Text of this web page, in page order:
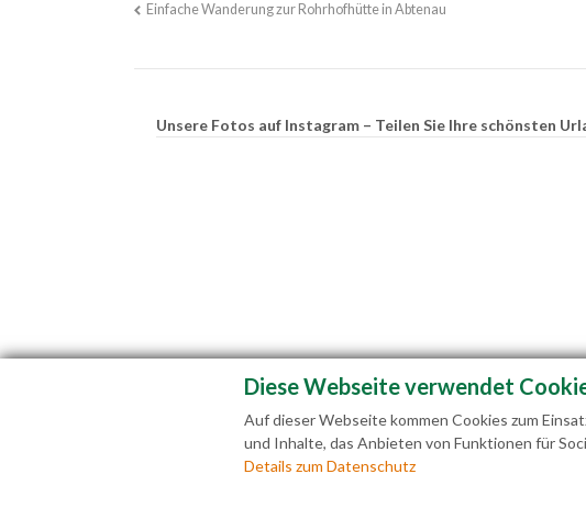
Einfache Wanderung zur Rohrhofhütte in Abtenau
Unsere Fotos auf Instagram – Teilen Sie Ihre schönsten
Familie
Diese Webseite verwendet
Auf dieser Webseite kommen Cookies zum
und Inhalte, das Anbieten von Funktionen für
Details zum Datenschutz